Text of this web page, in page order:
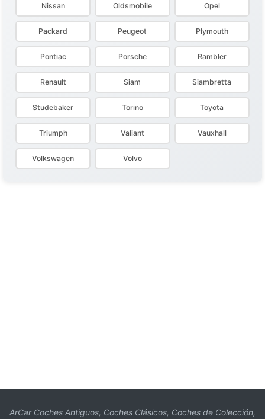
Nissan Oldsmobile Opel
Packard Peugeot Plymouth
Pontiac Porsche Rambler
Renault Siam Siambretta
Studebaker Torino Toyota
Triumph Valiant Vauxhall
Volkswagen Volvo
ArCar Coches Antiguos, Coches Clásicos, Coches de Colección,